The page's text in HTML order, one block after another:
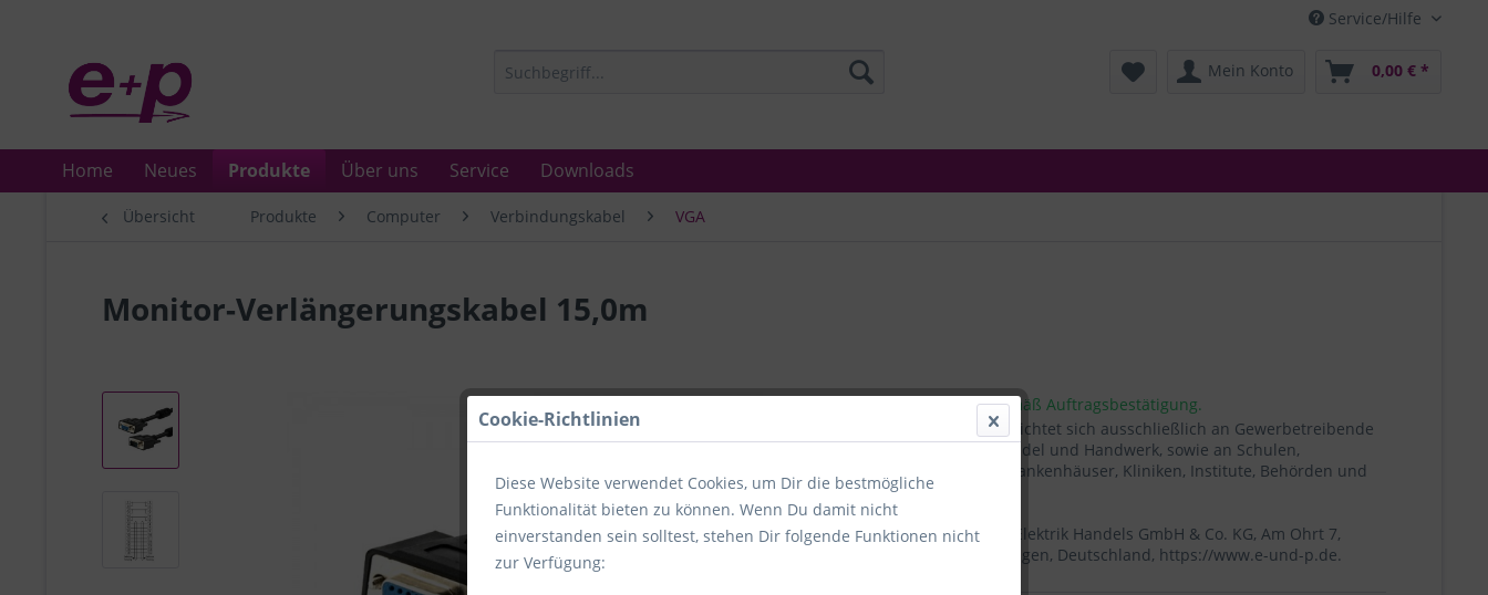
Service/Hilfe
Mein Konto 0,00 € *
Home Neues Produkte Über uns Service Downloads
Übersicht Produkte Computer Verbindungskabel VGA
Monitor-Verlängerungskabel 15,0m
Lieferzeit gemäß Auftragsbestätigung.
Unser Angebot richtet sich ausschließlich an Gewerbetreibende
in Industrie, Handel und Handwerk, sowie an Schulen,
Laboratorien, Krankenhäuser, Kliniken, Institute, Behörden und
Ämter.
Hersteller:e+p Elektrik Handels GmbH & Co. KG, Am Ohrt 7,
59469 Ense-Höingen, Deutschland, https://www.e-und-p.de.
Cookie-Richtlinien
Diese Website verwendet Cookies, um Dir die bestmögliche
Funktionalität bieten zu können. Wenn Du damit nicht
einverstanden sein solltest, stehen Dir folgende Funktionen nicht
zur Verfügung: